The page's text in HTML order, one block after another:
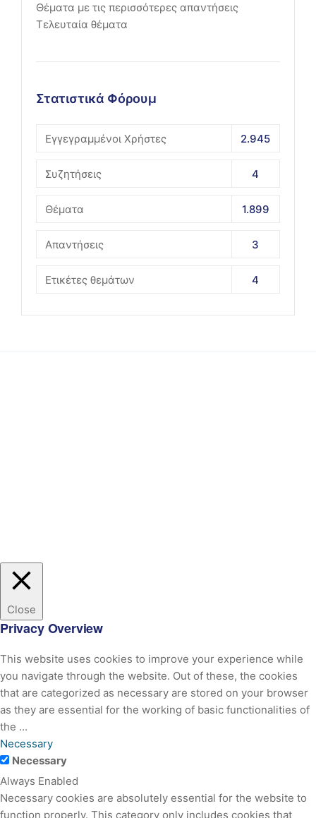
Θέματα με τις περισσότερες απαντήσεις
Τελευταία θέματα
Στατιστικά Φόρουμ
Εγγεγραμμένοι Χρήστες 2.945
Συζητήσεις 4
Θέματα 1.899
Απαντήσεις 3
Ετικέτες θεμάτων 4
Close
Privacy Overview
This website uses cookies to improve your experience while
you navigate through the website. Out of these, the cookies
that are categorized as necessary are stored on your browser
as they are essential for the working of basic functionalities of
the ...
Necessary
Necessary
Always Enabled
Necessary cookies are absolutely essential for the website to
function properly. This category only includes cookies that